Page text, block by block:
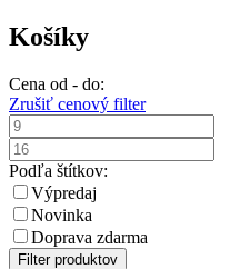
Košíky
Cena od - do:
Zrušiť cenový filter
Podľa štítkov:
Výpredaj
Novinka
Doprava zdarma
Filter produktov